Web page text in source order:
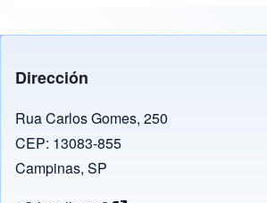
Dirección
Rua Carlos Gomes, 250
CEP: 13083-855
Campinas, SP